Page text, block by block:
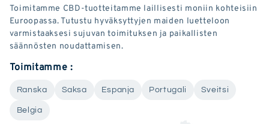
Toimitamme CBD-tuotteitamme laillisesti moniin kohteisiin
Euroopassa. Tutustu hyväksyttyjen maiden luetteloon
varmistaaksesi sujuvan toimituksen ja paikallisten
säännösten noudattamisen.
Toimitamme :
Ranska Saksa Espanja Portugali Sveitsi
Belgia